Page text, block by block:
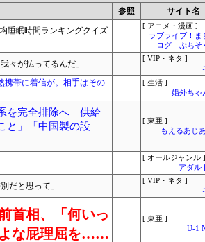
参照 サイト名
睡眠時間ランキングクイズ
[ アニメ・漫画 ]
ラブライブ！ま
ログ ぷちそ
々が払ってるんだ」
[ VIP・ネタ ]
携帯に着信が。相手はその
[ 生活 ]
婚外ちゃ
を完全排除へ 供給
と」「中国製の設
[ 東亜 ]
もえるあじ
[ オールジャンル ]
アダル
だと思って」
[ VIP・ネタ ]
首相、「何いっ
よな屁理屈を……
[ 東亜 ]
U-1